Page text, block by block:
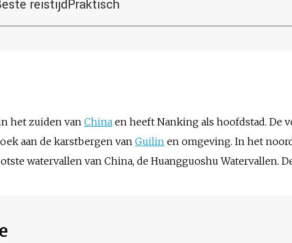
reistijdPraktisch
het zuiden van China en heeft Nanking als hoofdstad. De
aan de karstbergen van Guilin en omgeving. In het
watervallen van China, de Huangguoshu Watervallen.